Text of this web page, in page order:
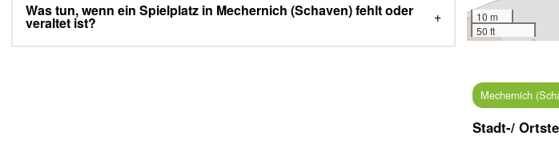
Was tun, wenn ein Spielplatz in Mechernich (Schaven) fehlt oder
veraltet ist?
10 m
50 ft
Mechernich
Stadt-/